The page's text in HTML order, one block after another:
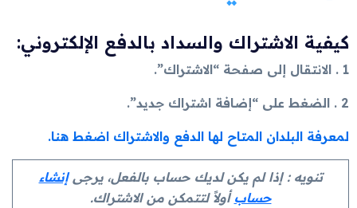
كيفية الاشتراك والسداد بالدفع الإلكتروني:
1 . الانتقال إلى صفحة “الاشتراك”.
2 . الضغط على “إضافة اشتراك جديد”.
لمعرفة البلدان المتاح لها الدفع والاشتراك اضغط هنا.
تنويه : إذا لم يكن لديك حساب بالفعل، يرجىإنشاء
حساب أولاً لتتمكن من الاشتراك.